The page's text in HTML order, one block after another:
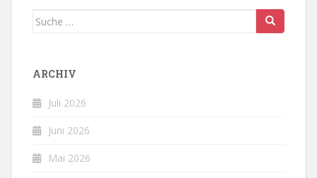
Suche
ARCHIV
Juli 2026
Juni 2026
Mai 2026